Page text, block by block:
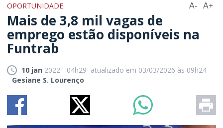
OPORTUNIDADE A- A+
Mais de 3,8 mil vagas de
emprego estão disponíveis na
Funtrab
10 jan 2022 - 04h29 atualizado em 03/03/2026 às 09h24
Gesiane S. Lourenço